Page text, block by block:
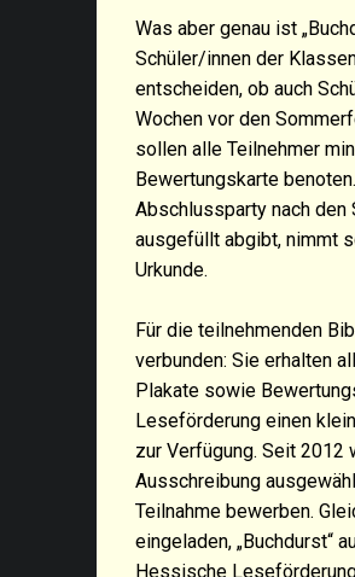
Was aber genau ist
Schüler/innen der
entscheiden, ob auch
Wochen vor den
sollen alle Teilnehmer
Bewertungskarte
Abschlussparty nach
ausgefüllt abgibt, nimmt
Urkunde.
Für die teilnehmenden
verbunden: Sie erhalten
Plakate sowie
Leseförderung einen
zur Verfügung. Seit 2012
Ausschreibung
Teilnahme bewerben.
eingeladen, „Buchdurst“
Hessische